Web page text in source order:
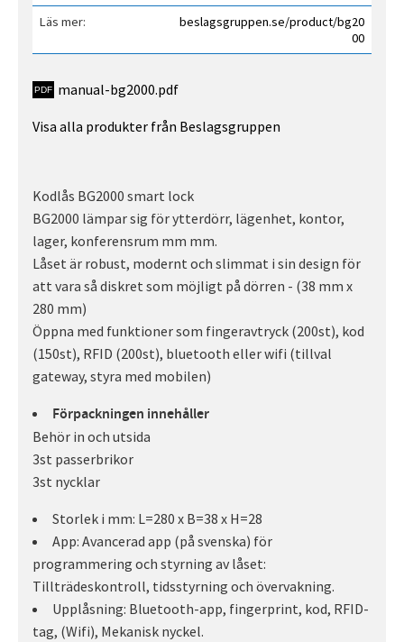
Läs mer
beslagsgruppen.se/product/bg20
00
manual-bg2000.pdf
Visa alla produkter från Beslagsgruppen
Kodlås BG2000 smart lock
BG2000 lämpar sig för ytterdörr, lägenhet, kontor,
lager, konferensrum mm mm.
Låset är robust, modernt och slimmat i sin design för
att vara så diskret som möjligt på dörren - (38 mm x
280 mm)
Öppna med funktioner som fingeravtryck (200st), kod
(150st), RFID (200st), bluetooth eller wifi (tillval
gateway, styra med mobilen)
Förpackningen innehåller
Behör in och utsida
3st passerbrikor
3st nycklar
Storlek i mm: L=280 x B=38 x H=28
App: Avancerad app (på svenska) för
programmering och styrning av låset:
Tillträdeskontroll, tidsstyrning och övervakning.
Upplåsning: Bluetooth-app, fingerprint, kod, RFID-
tag, (Wifi), Mekanisk nyckel.